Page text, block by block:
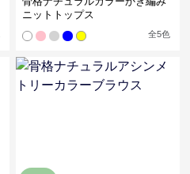
ニットトップス
全5色